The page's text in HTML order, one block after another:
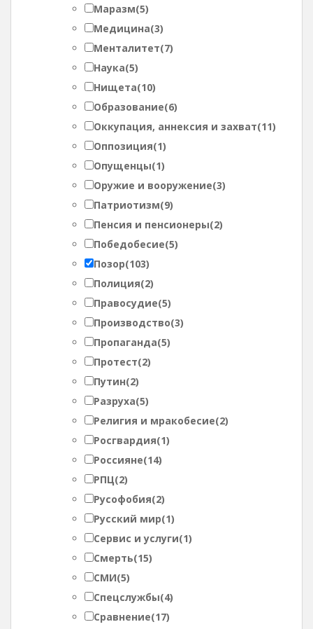
Маразм(5)
Медицина(3)
Менталитет(7)
Наука(5)
Нищета(10)
Образование(6)
Оккупация, аннексия и захват(11)
Оппозиция(1)
Опущенцы(1)
Оружие и вооружение(3)
Патриотизм(9)
Пенсия и пенсионеры(2)
Победобесие(5)
Позор(103)
Полиция(2)
Правосудие(5)
Производство(3)
Пропаганда(5)
Протест(2)
Путин(2)
Разруха(5)
Религия и мракобесие(2)
Росгвардия(1)
Россияне(14)
РПЦ(2)
Русофобия(2)
Русский мир(1)
Сервис и услуги(1)
Смерть(15)
СМИ(5)
Спецслужбы(4)
Сравнение(17)